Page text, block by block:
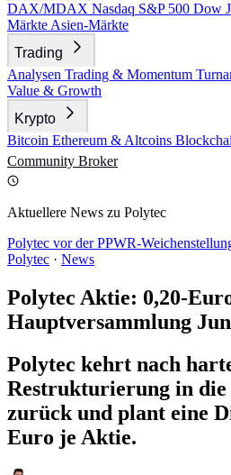
DAX/MDAX Nasdaq S&P 500 Dow
Märkte Asien-Märkte
Trading
Analysen Trading & Momentum
Value & Growth
Krypto
Bitcoin Ethereum & Altcoins
Community Broker
Aktuellere News zu Polytec
Polytec vor der PPWR-
Polytec · News
Polytec Aktie: 0,20-
Hauptversammlung
Polytec kehrt nach
Restrukturierung in die
zurück und plant eine
Euro je Aktie.